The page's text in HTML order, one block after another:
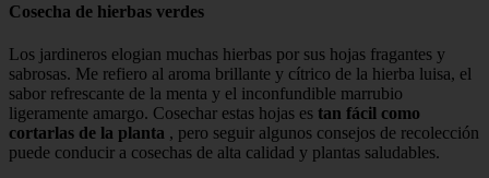
Cosecha de hierbas verdes
Los jardineros elogian muchas hierbas por sus hojas fragantes y
sabrosas. Me refiero al aroma brillante y cítrico de la hierba luisa, el
sabor refrescante de la menta y el inconfundible marrubio
ligeramente amargo. Cosechar estas hojas es tan fácil como
cortarlas de la planta , pero seguir algunos consejos de recolección
puede conducir a cosechas de alta calidad y plantas saludables.